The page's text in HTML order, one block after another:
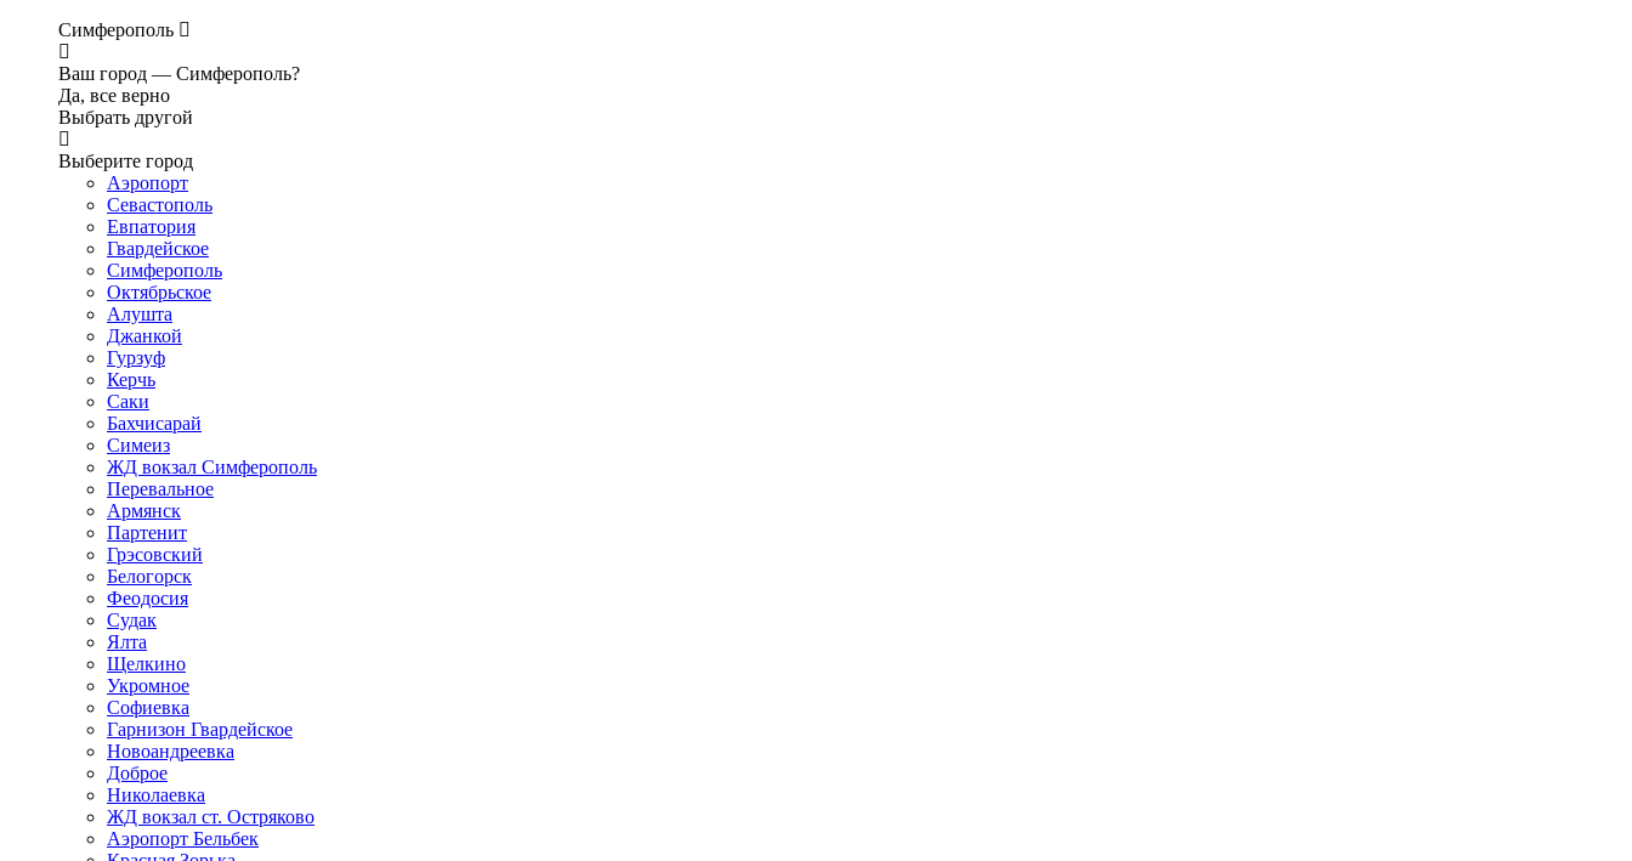
Симферополь
Ваш город — Симферополь?
Да, все верно
Выбрать другой
Выберите город
Аэропорт
Севастополь
Евпатория
Гвардейское
Симферополь
Октябрьское
Алушта
Джанкой
Гурзуф
Керчь
Саки
Бахчисарай
Симеиз
ЖД вокзал Симферополь
Перевальное
Армянск
Партенит
Грэсовский
Белогорск
Феодосия
Судак
Ялта
Щелкино
Укромное
Софиевка
Гарнизон Гвардейское
Новоандреевка
Доброе
Николаевка
ЖД вокзал ст. Остряково
Аэропорт Бельбек